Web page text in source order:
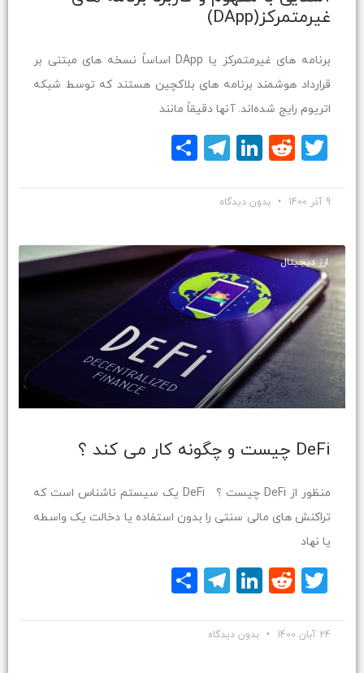
غیرمتمرکز(DApp)
برنامه های غیرمتمرکز یا DApp اساساً نسخه های مبتنی بر
قرارداد هوشمند برنامه های بلاکچین هستند که توسط شبکه
اتریوم رایج شده‌اند. آنها دقیقاً مانند
Twitter
Reddit
LinkedIn
Telegram
9 آذر 1400 بدون دیدگاه
ارز دیجیتال
DeFi چیست و چگونه کار می کند ؟
منظور از DeFi چیست ؟ DeFi یک سیستم ناشناس است که
تراکنش های مالی سنتی را بدون استفاده یا دخالت یک واسطه
یا نهاد
Twitter
Reddit
LinkedIn
Telegram
24 آبان 1400 بدون دیدگاه